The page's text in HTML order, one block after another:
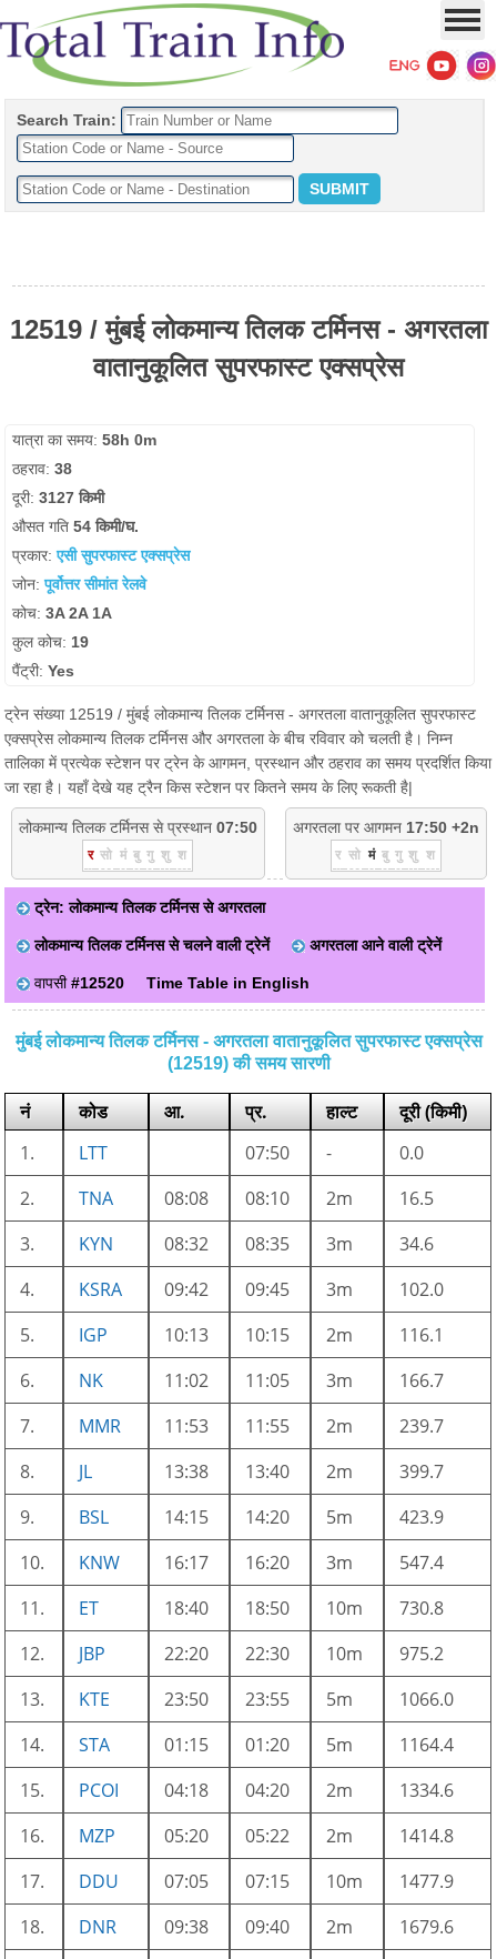
Search Train:
12519 / मुंबई लोकमान्य तिलक टर्मिनस - अगरतला
वातानुकूलित सुपरफास्ट एक्सप्रेस
यात्रा का समय:58h 0m
ठहराव:38
दूरी:3127 किमी
औसत गति54 किमी/घ.
प्रकार:एसी सुपरफास्ट एक्सप्रेस
जोन:पूर्वोत्तर सीमांत रेलवे
कोच:3A 2A 1A
कुल कोच: 19
पैंट्री:Yes
ट्रेन संख्या 12519 / मुंबई लोकमान्य तिलक टर्मिनस - अगरतला वातानुकूलित सुपरफास्ट
एक्सप्रेस लोकमान्य तिलक टर्मिनस और अगरतला के बीच रविवार को चलती है। निम्न
तालिका में प्रत्येक स्टेशन पर ट्रेन के आगमन, प्रस्थान और ठहराव का समय प्रदर्शित किया
जा रहा है। यहाँ देखे यह ट्रैन किस स्टेशन पर कितने समय के लिए रूकती है|
लोकमान्य तिलक टर्मिनस से प्रस्थान 07:50
र सो मं बु गु शु श
अगरतला पर आगमन 17:50 +2n
र सो मं बु गु शु श
ट्रेन: लोकमान्य तिलक टर्मिनस से अगरतला
लोकमान्य तिलक टर्मिनस से चलने वाली ट्रेनें अगरतला आने वाली ट्रेनें
वापसी#12520 Time Table in English
मुंबई लोकमान्य तिलक टर्मिनस - अगरतला वातानुकूलित सुपरफास्ट एक्सप्रेस
(12519) की समय सारणी
नं कोड आ. प्र. हाल्ट
दूरी (किमी)
1.
LTT 07:50 -
0.0
2.
TNA 08:08 08:10 2m
16.5
3.
KYN 08:32 08:35 3m
34.6
4.
KSRA 09:42 09:45 3m
102.0
5.
IGP 10:13 10:15 2m
116.1
6.
NK 11:02 11:05 3m
166.7
7.
MMR 11:53 11:55 2m
239.7
8.
JL 13:38 13:40 2m
399.7
9.
BSL 14:15 14:20 5m
423.9
10.
KNW 16:17 16:20 3m
547.4
11.
ET 18:40 18:50 10m
730.8
12.
JBP 22:20 22:30 10m
975.2
13.
KTE 23:50 23:55 5m
1066.0
14.
STA 01:15 01:20 5m
1164.4
15.
PCOI 04:18 04:20 2m
1334.6
16.
MZP 05:20 05:22 2m
1414.8
17.
DDU 07:05 07:15 10m
1477.9
18.
DNR 09:38 09:40 2m
1679.6